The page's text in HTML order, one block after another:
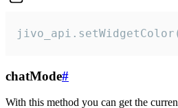
chatMode#
With this method you can get the